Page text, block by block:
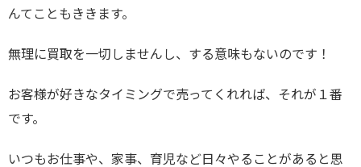
んてこともききます。
無理に買取を一切しませんし、する意味もないのです！
お客様が好きなタイミングで売ってくれれば、それが１番
です。
いつもお仕事や、家事、育児など日々やることがあると思